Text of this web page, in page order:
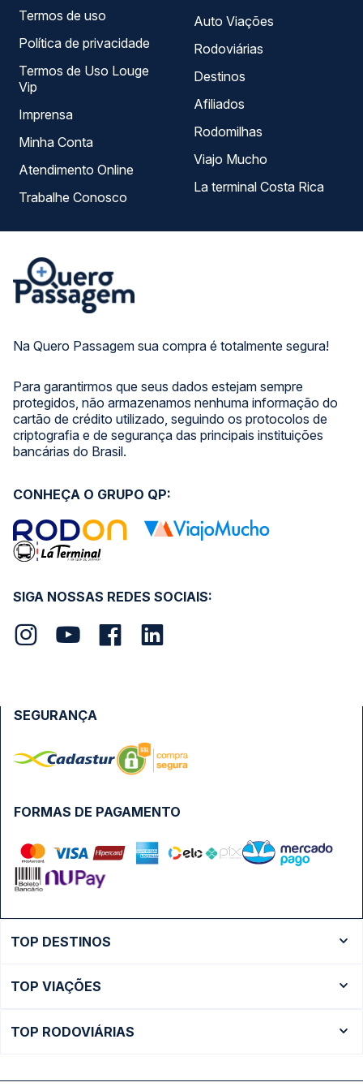
Na Quero Passagem sua compra é totalmente segura!
Para garantirmos que seus dados estejam sempre
protegidos, não armazenamos nenhuma informação do
cartão de crédito utilizado, seguindo os protocolos de
criptografia e de segurança das principais instituições
bancárias do Brasil.
Termos de uso
Política de privacidade
Termos de Uso Louge
Vip
Imprensa
Minha Conta
Atendimento Online
Trabalhe Conosco
Auto Viações
Rodoviárias
Destinos
Afiliados
Rodomilhas
Viajo Mucho
La terminal Costa Rica
SIGA NOSSAS REDES SOCIAIS:
CONHEÇA O GRUPO QP:
FORMAS DE PAGAMENTO
SEGURANÇA
TOP DESTINOS
Ônibus São Paulo
TOP VIAÇÕES
TOP RODOVIÁRIAS